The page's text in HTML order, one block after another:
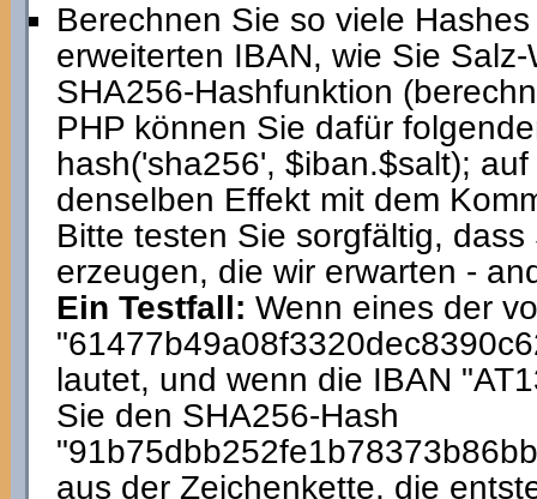
Berechnen Sie so viele
erweiterten IBAN, wie Sie
SHA256-Hashfunktion
PHP können Sie dafür
hash('sha256', $iban.$salt);
denselben Effekt mit dem
Bitte testen Sie sorgfältig,
erzeugen, die wir erwarten -
Ein Testfall: Wenn eines der
lautet, und wenn die IBAN
Sie den SHA256-Hash
aus der Zeichenkette, die